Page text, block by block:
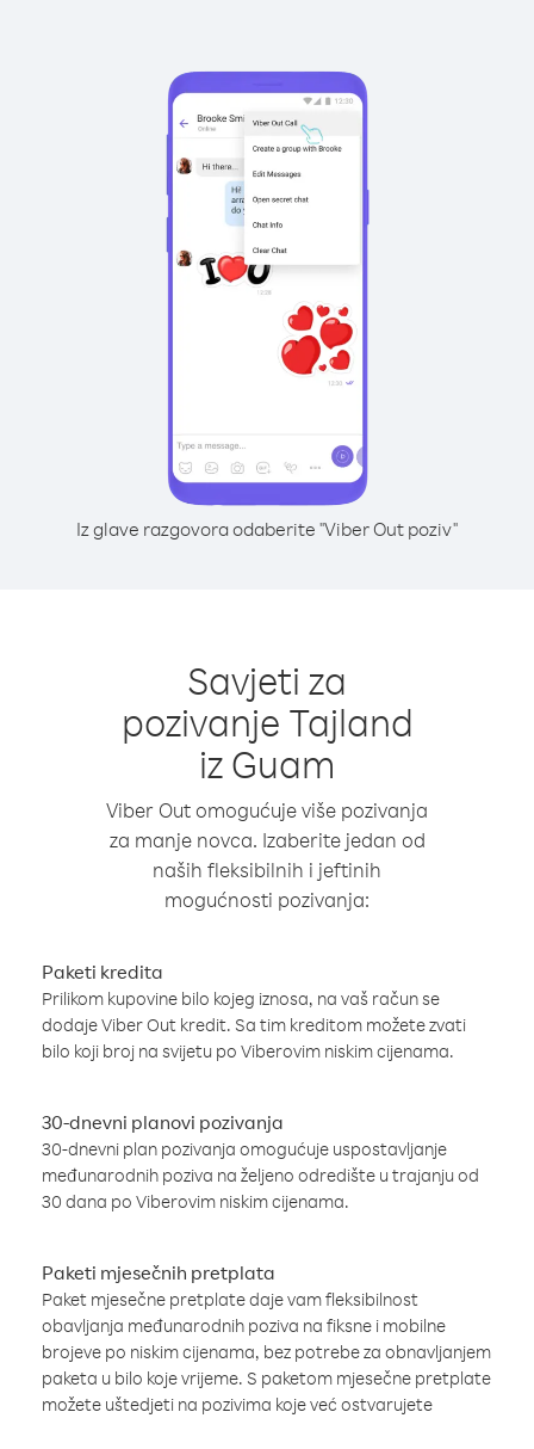
Iz glave razgovora odaberite "Viber Out poziv"
Savjeti za
pozivanje Tajland
iz Guam
Viber Out omogućuje više pozivanja
za manje novca. Izaberite jedan od
naših fleksibilnih i jeftinih
mogućnosti pozivanja:
Paketi kredita
Prilikom kupovine bilo kojeg iznosa, na vaš račun se
dodaje Viber Out kredit. Sa tim kreditom možete zvati
bilo koji broj na svijetu po Viberovim niskim cijenama.
30-dnevni planovi pozivanja
30-dnevni plan pozivanja omogućuje uspostavljanje
međunarodnih poziva na željeno odredište u trajanju od
30 dana po Viberovim niskim cijenama.
Paketi mjesečnih pretplata
Paket mjesečne pretplate daje vam fleksibilnost
obavljanja međunarodnih poziva na fiksne i mobilne
brojeve po niskim cijenama, bez potrebe za obnavljanjem
paketa u bilo koje vrijeme. S paketom mjesečne pretplate
možete uštedjeti na pozivima koje već ostvarujete